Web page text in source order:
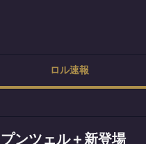
ロル速報
ンツェル＋新登場